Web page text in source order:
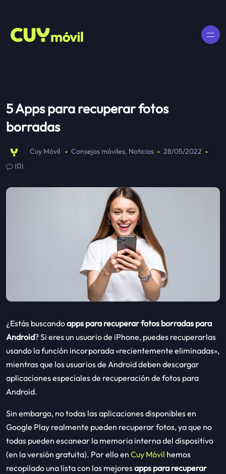
5 Apps para recuperar fotos
borradas
Cuy Móvil Consejos móviles, Noticias
28/05/2022
(0)
¿Estás buscandoapps para recuperar fotos borradas para
Android? Si eres un usuario de iPhone, puedes recuperarlas
usando la función incorporada «recientemente eliminadas»,
mientras que los usuarios de Android deben descargar
aplicaciones especiales de recuperación de fotos para
Android.
Sin embargo, no todas las aplicaciones disponibles en
Google Play realmente pueden recuperar fotos, ya que no
todas pueden escanear la memoria interna del dispositivo
(en la versión gratuita). Por ello en Cuy Móvil hemos
recopilado una lista con las mejoresapps para recuperar